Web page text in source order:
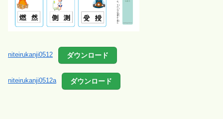
niteirukanji0512 ダウンロード
niteirukanji0512a ダウンロード